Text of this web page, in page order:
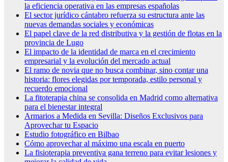
la eficiencia operativa en las empresas españolas
El sector jurídico cántabro refuerza su estructura ante las
nuevas demandas sociales y económicas
El papel clave de la red distributiva y la gestión de flotas en la
provincia de Lugo
El impacto de la identidad de marca en el crecimiento
empresarial y la evolución del mercado actual
El ramo de novia que no busca combinar, sino contar una
historia: flores elegidas por temporada, estilo personal y
recuerdo emocional
La fitoterapia china se consolida en Madrid como alternativa
para el bienestar integral
Armarios a Medida en Sevilla: Diseños Exclusivos para
Aprovechar tu Espacio
Estudio fotográfico en Bilbao
Cómo aprovechar al máximo una escala en puerto
La fisioterapia preventiva gana terreno para evitar lesiones y